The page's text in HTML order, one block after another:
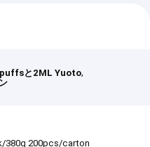
と2ML Yuoto,
380g 200pcs/carton